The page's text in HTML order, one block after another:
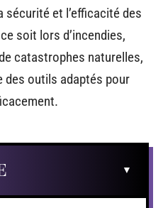
et l’efficacité des
soit lors d’incendies,
catastrophes naturelles,
outils adaptés pour